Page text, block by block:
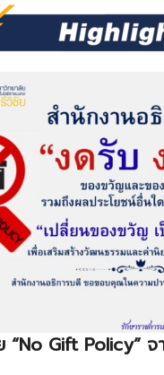
“No Gift Policy”